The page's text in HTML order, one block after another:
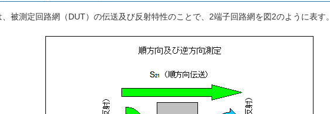
被測定回路網（DUT）の伝送及び反射特性のことで、2端子回路網を図2のように表す。